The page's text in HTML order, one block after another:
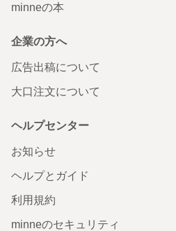
minneの本
企業の方へ
広告出稿について
大口注文について
ヘルプセンター
お知らせ
ヘルプとガイド
利用規約
minneのセキュリティ